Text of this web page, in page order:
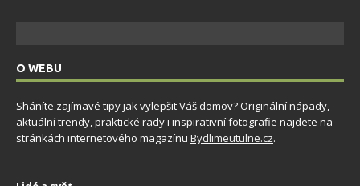
O WEBU
Sháníte zajímavé tipy jak vylepšit Váš domov? Originální nápady,
aktuální trendy, praktické rady i inspirativní fotografie najdete na
stránkách internetového magazínu Bydlimeutulne.cz.